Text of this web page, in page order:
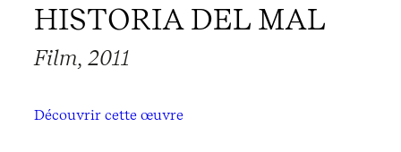
HISTORIA DEL MAL
Film, 2011
Découvrir cette œuvre